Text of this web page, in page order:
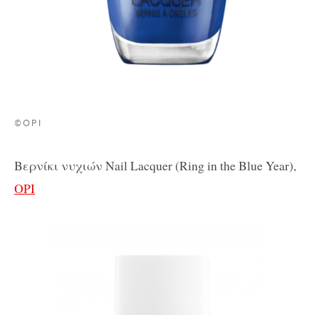
©OPI
Βερνίκι νυχιών Nail Lacquer (Ring in the Blue Year),
OPI